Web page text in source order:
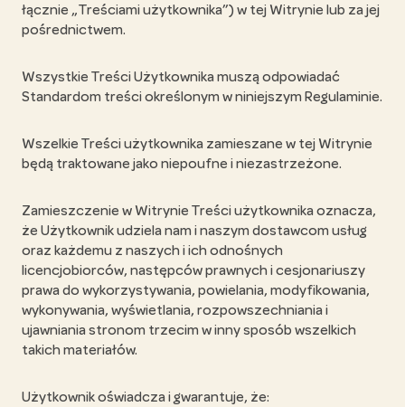
łącznie „Treściami użytkownika”) w tej Witrynie lub za jej
pośrednictwem.
Wszystkie Treści Użytkownika muszą odpowiadać
Standardom treści określonym w niniejszym Regulaminie.
Wszelkie Treści użytkownika zamieszane w tej Witrynie
będą traktowane jako niepoufne i niezastrzeżone.
Zamieszczenie w Witrynie Treści użytkownika oznacza,
że Użytkownik udziela nam i naszym dostawcom usług
oraz każdemu z naszych i ich odnośnych
licencjobiorców, następców prawnych i cesjonariuszy
prawa do wykorzystywania, powielania, modyfikowania,
wykonywania, wyświetlania, rozpowszechniania i
ujawniania stronom trzecim w inny sposób wszelkich
takich materiałów.
Użytkownik oświadcza i gwarantuje, że: